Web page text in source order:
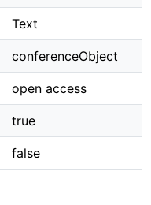
Text
conferenceObject
open access
true
false